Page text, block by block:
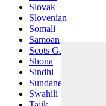
Slovak
Slovenian
Somali
Samoan
Scots Gaelic
Shona
Sindhi
Sundanese
Swahili